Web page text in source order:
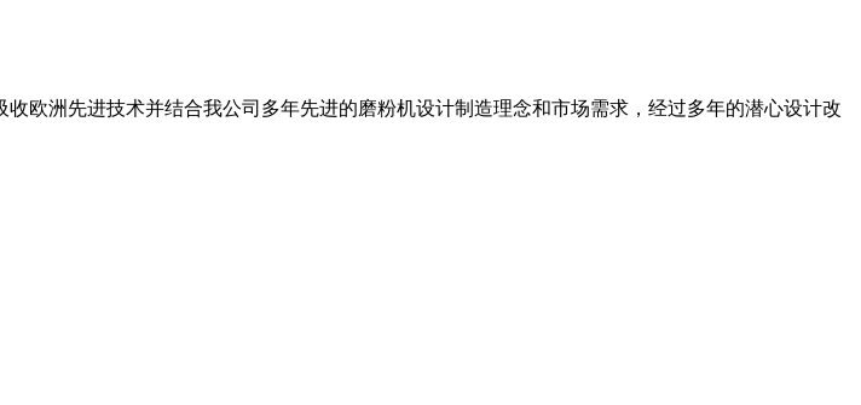
欧洲先进技术并结合我公司多年先进的磨粉机设计制造理念和市场需求，经过多年的潜心设计改